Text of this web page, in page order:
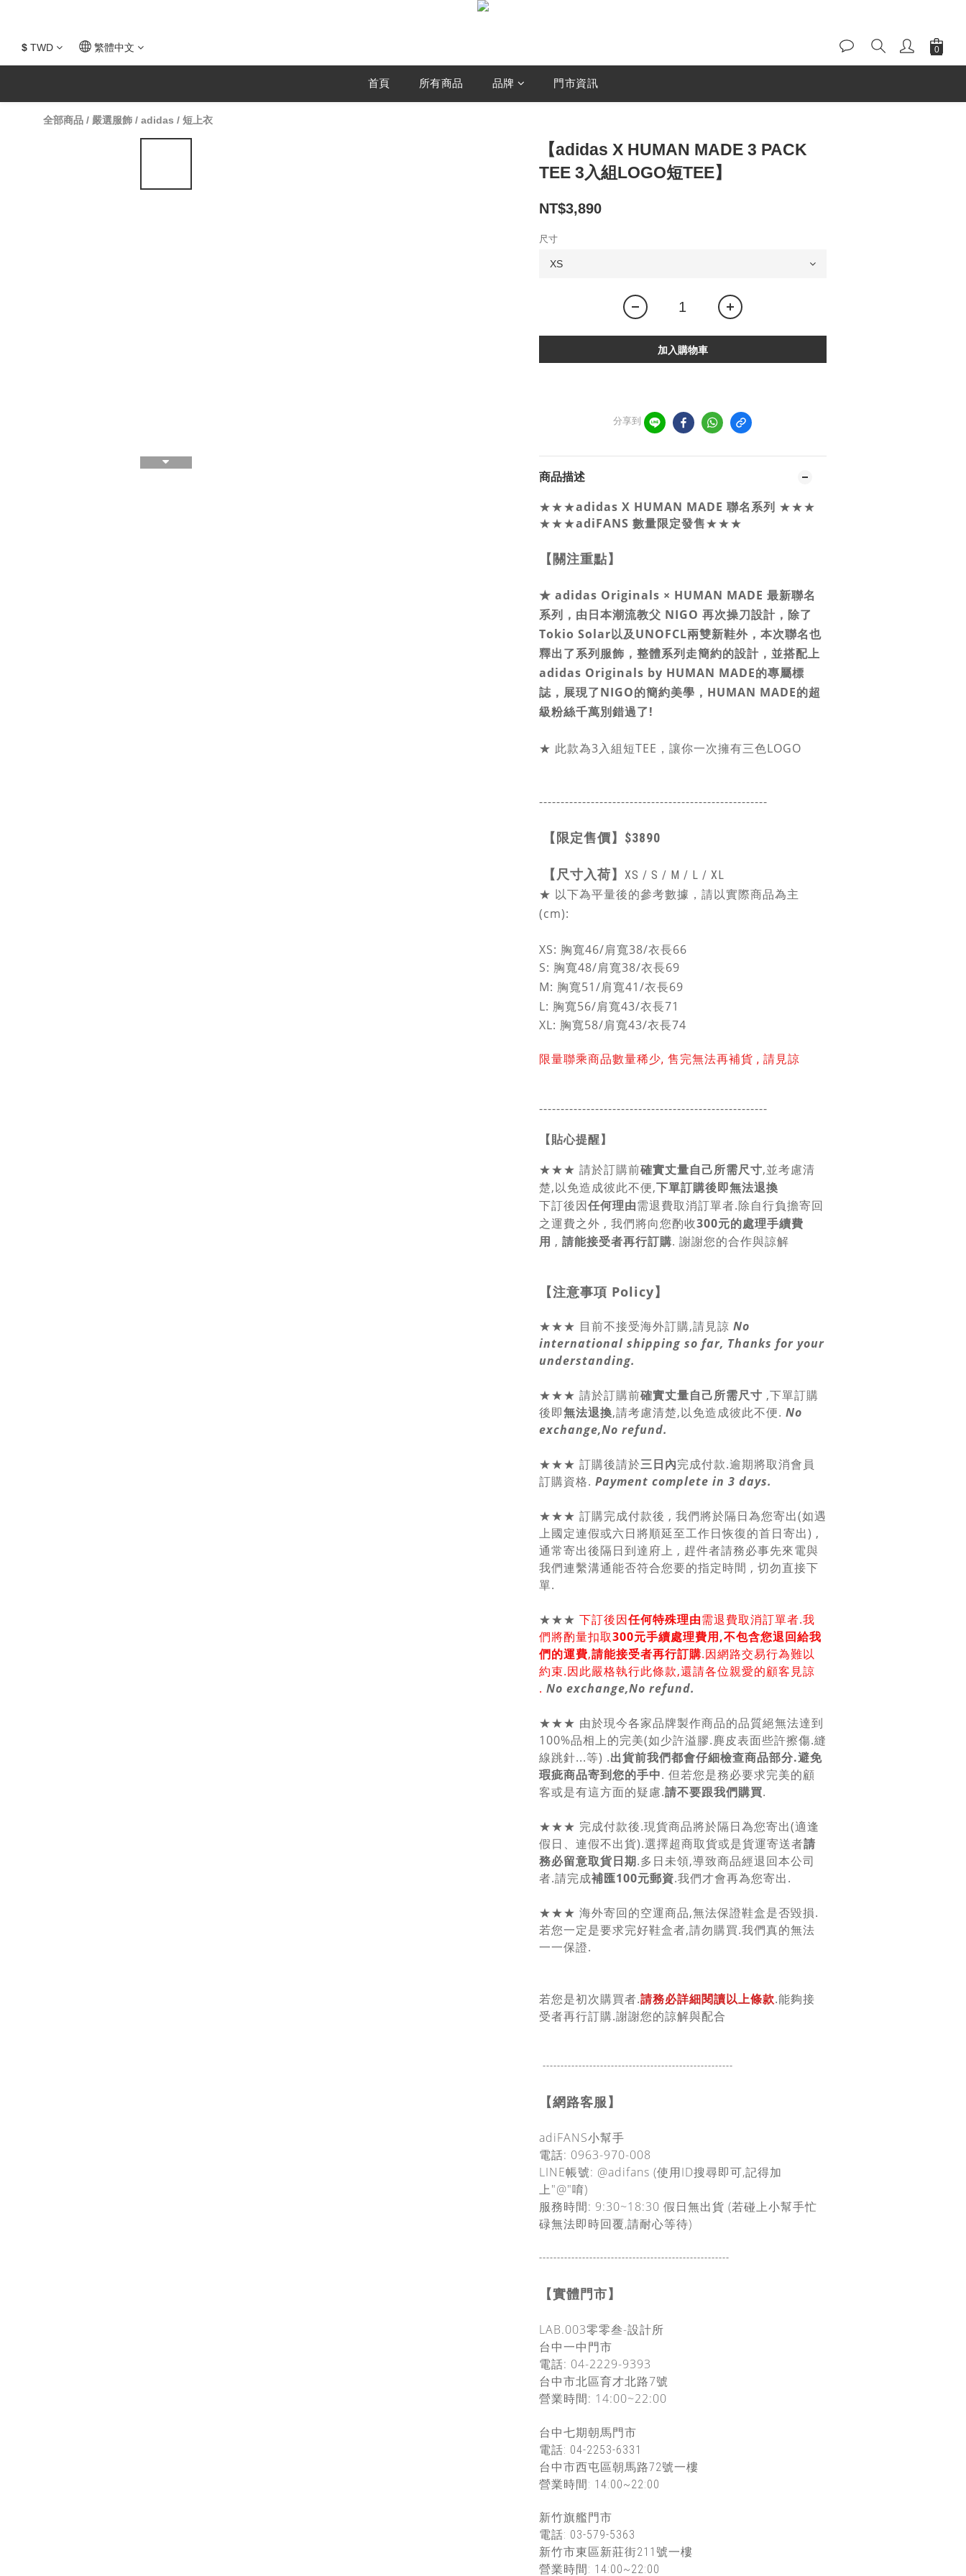
$ TWD 繁體中文
首頁 所有商品 品牌 門市資訊
全部商品 / 嚴選服飾 / adidas / 短上衣
【adidas X HUMAN MADE 3 PACK
TEE 3入組LOGO短TEE】
NT$3,890
尺寸
加入購物車
分享到
商品描述
★★★adidas X HUMAN MADE 聯名系列 ★★★
★★★adiFANS 數量限定發售★★★
【關注重點】
★ adidas Originals × HUMAN MADE 最新聯名
系列，由日本潮流教父 NIGO 再次操刀設計，除了
Tokio Solar以及UNOFCL兩雙新鞋外，本次聯名也
釋出了系列服飾，整體系列走簡約的設計，並搭配上
adidas Originals by HUMAN MADE的專屬標
誌，展現了NIGO的簡約美學，HUMAN MADE的超
級粉絲千萬別錯過了!
★ 此款為3入組短TEE，讓你一次擁有三色LOGO
-----------------------------------------------------
【限定售價】 $3890
【尺寸入荷】 XS / S / M / L / XL
★ 以下為平量後的參考數據，請以實際商品為主
(cm):
XS: 胸寬46/肩寬38/衣長66
S: 胸寬48/肩寬38/衣長69
M: 胸寬51/肩寬41/衣長69
L: 胸寬56/肩寬43/衣長71
XL: 胸寬58/肩寬43/衣長74
限量聯乘商品數量稀少, 售完無法再補貨 , 請見諒
-----------------------------------------------------
【貼心提醒】
★★★ 請於訂購前確實丈量自己所需尺寸,並考慮清
楚,以免造成彼此不便,下單訂購後即無法退換
下訂後因任何理由需退費取消訂單者.除自行負擔寄回
之運費之外 , 我們將向您酌收300元的處理手續費
用 , 請能接受者再行訂購. 謝謝您的合作與諒解
【注意事項 Policy】
★★★ 目前不接受海外訂購,請見諒 No
international shipping so far, Thanks for your
understanding.
★★★ 請於訂購前確實丈量自己所需尺寸 ,下單訂購
後即無法退換,請考慮清楚,以免造成彼此不便. No
exchange,No refund.
★★★ 訂購後請於三日內完成付款.逾期將取消會員
訂購資格. Payment complete in 3 days.
★★★ 訂購完成付款後 , 我們將於隔日為您寄出(如遇
上國定連假或六日將順延至工作日恢復的首日寄出) ,
通常寄出後隔日到達府上 , 趕件者請務必事先來電與
我們連繫溝通能否符合您要的指定時間 , 切勿直接下
單.
★★★ 下訂後因任何特殊理由需退費取消訂單者.我
們將酌量扣取300元手續處理費用,不包含您退回給我
們的運費,請能接受者再行訂購.因網路交易行為難以
約束.因此嚴格執行此條款,還請各位親愛的顧客見諒
. No exchange,No refund.
★★★ 由於現今各家品牌製作商品的品質絕無法達到
100%品相上的完美(如少許溢膠.麂皮表面些許擦傷.縫
線跳針...等) .出貨前我們都會仔細檢查商品部分.避免
瑕疵商品寄到您的手中. 但若您是務必要求完美的顧
客或是有這方面的疑慮.請不要跟我們購買.
★★★ 完成付款後.現貨商品將於隔日為您寄出(適逢
假日、連假不出貨).選擇超商取貨或是貨運寄送者請
務必留意取貨日期.多日未領,導致商品經退回本公司
者.請完成補匯100元郵資.我們才會再為您寄出.
★★★ 海外寄回的空運商品,無法保證鞋盒是否毀損.
若您一定是要求完好鞋盒者,請勿購買.我們真的無法
一一保證.
若您是初次購買者.請務必詳細閱讀以上條款.能夠接
受者再行訂購.謝謝您的諒解與配合
-----------------------------------------------------
【網路客服】
adiFANS小幫手
電話: 0963-970-008
LINE帳號: @adifans (使用ID搜尋即可,記得加
上"@"唷)
服務時間: 9:30~18:30 假日無出貨 (若碰上小幫手忙
碌無法即時回覆,請耐心等待)
-----------------------------------------------------
【實體門市】
LAB.003零零叁-設計所
台中一中門市
電話: 04-2229-9393
台中市北區育才北路7號
營業時間: 14:00~22:00
台中七期朝馬門市
電話: 04-2253-6331
台中市西屯區朝馬路72號一樓
營業時間: 14:00~22:00
新竹旗艦門市
電話: 03-579-5363
新竹市東區新莊街211號一樓
營業時間: 14:00~22:00